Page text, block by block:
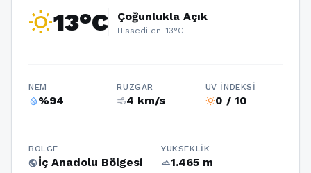
wb_sunny13°C Çoğunlukla Açık
Hissedilen: 13°C
NEM
humidity_percentage%94
RÜZGAR
air4 km/s
UV İNDEKSI
wb_sunny0 / 10
BÖLGE
publicİç Anadolu Bölgesi
YÜKSEKLIK
terrain1.465 m